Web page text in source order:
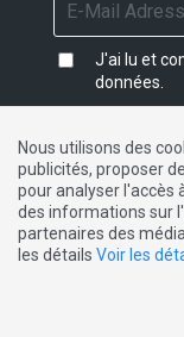
J'ai lu et
données
Impressum|
DE FR IT
Nous utilisons des
publicités, proposer
pour analyser l'accès
des informations sur
partenaires des
les détails Voir les